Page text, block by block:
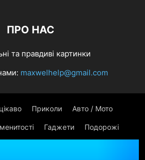
ПРО НАС
та правдиві картинки
maxwelhelp@gmail.com
Приколи Авто / Мото
Гаджети Подорожі